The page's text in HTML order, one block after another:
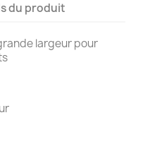
du produit
largeur pour